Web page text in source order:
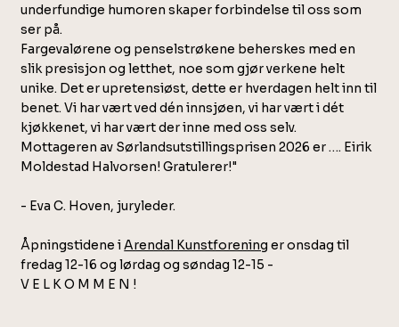
underfundige humoren skaper forbindelse til oss som
ser på.
Fargevalørene og penselstrøkene beherskes med en
slik presisjon og letthet, noe som gjør verkene helt
unike. Det er upretensiøst, dette er hverdagen helt inn til
benet. Vi har vært ved dén innsjøen, vi har vært i dét
kjøkkenet, vi har vært der inne med oss selv.
Mottageren av Sørlandsutstillingsprisen 2026 er …. Eirik
Moldestad Halvorsen! Gratulerer!"
- Eva C. Hoven, juryleder.
Åpningstidene iArendal Kunstforening er onsdag til
fredag 12-16 og lørdag og søndag 12-15 -
V E L K O M M E N !